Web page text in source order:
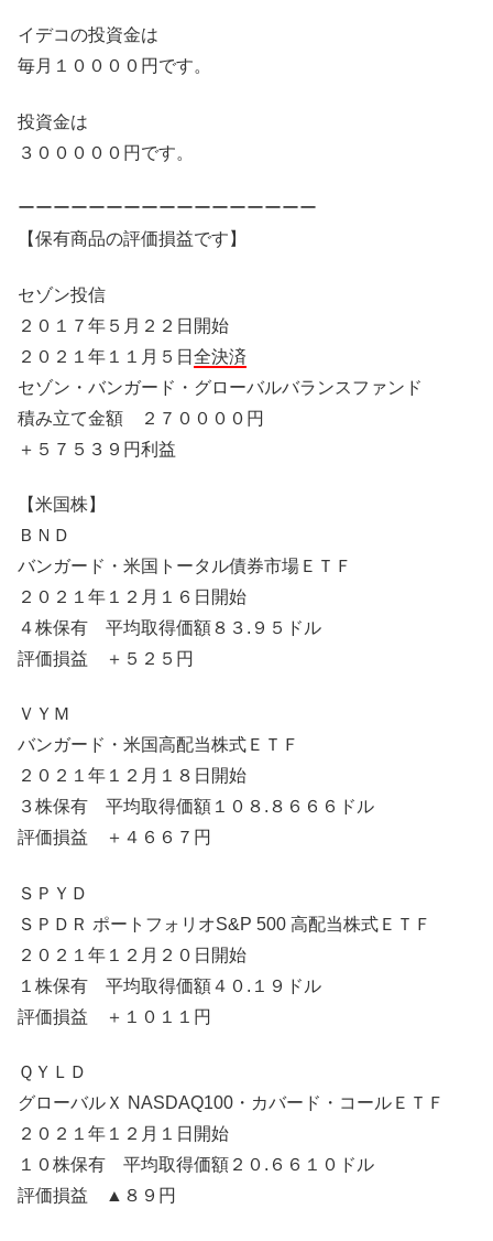
イデコの投資金は
毎月１００００円です。
投資金は
３０００００円です。
ーーーーーーーーーーーーーーーーー
【保有商品の評価損益です】
セゾン投信
２０１７年５月２２日開始
２０２１年１１月５日 全決済
セゾン・バンガード・グローバルバランスファンド
積み立て金額 ２７００００円
＋５７５３９円利益
【米国株】
ＢＮＤ
バンガード・米国トータル債券市場ＥＴＦ
２０２１年１２月１６日開始
４株保有 平均取得価額８３.９５ドル
評価損益 ＋５２５円
ＶＹＭ
バンガード・米国高配当株式ＥＴＦ
２０２１年１２月１８日開始
３株保有 平均取得価額１０８.８６６６ドル
評価損益 ＋４６６７円
ＳＰＹＤ
ＳＰＤＲ ポートフォリオS&P 500 高配当株式ＥＴＦ
２０２１年１２月２０日開始
１株保有 平均取得価額４０.１９ドル
評価損益 ＋１０１１円
ＱＹＬＤ
グローバルＸ NASDAQ100・カバード・コールＥＴＦ
２０２１年１２月１日開始
１０株保有 平均取得価額２０.６６１０ドル
評価損益 ▲８９円